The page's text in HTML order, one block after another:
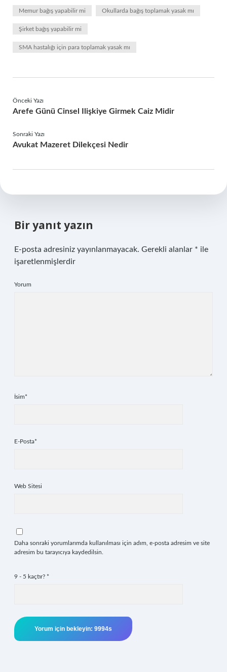
Memur bağış yapabilir mi Okullarda bağış toplamak yasak mı
Şirket bağış yapabilir mi
SMA hastalığı için para toplamak yasak mı
Önceki Yazı
Arefe Günü Cinsel Ilişkiye Girmek Caiz Midir
Sonraki Yazı
Avukat Mazeret Dilekçesi Nedir
Bir yanıt yazın
E-posta adresiniz yayınlanmayacak. Gerekli alanlar * ile
işaretlenmişlerdir
Yorum
İsim*
E-Posta*
Web Sitesi
Daha sonraki yorumlarımda kullanılması için adım, e-posta adresim ve site
adresim bu tarayıcıya kaydedilsin.
9 - 5 kaçtır? *